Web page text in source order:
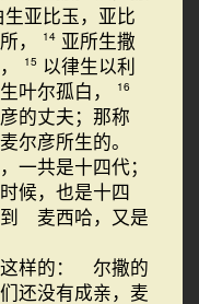
亚比玉，亚比
，
14 亚所生撒
15 以律生以利
叶尔孤白，
16
的丈夫；那称
彦所生的。
一共是十四代；
候，也是十四
到 麦西哈，又是
样的： 尔撒的
还没有成亲，麦